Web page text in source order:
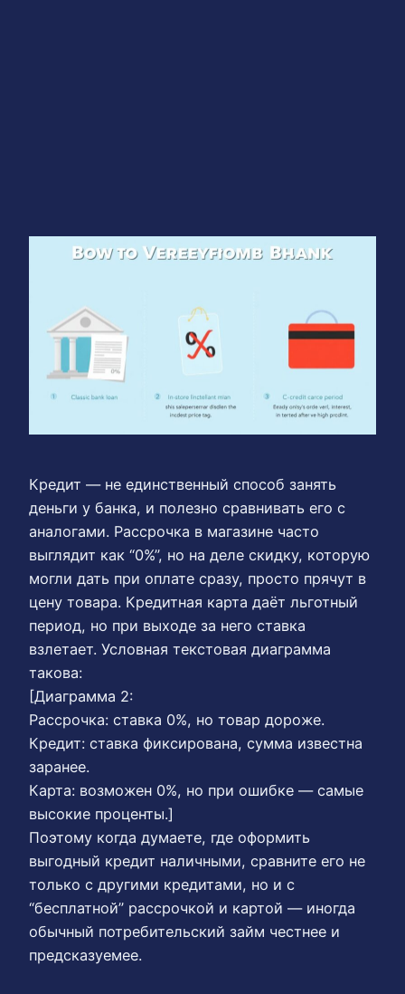
Кредит — не единственный способ занять
деньги у банка, и полезно сравнивать его с
аналогами. Рассрочка в магазине часто
выглядит как “0%”, но на деле скидку, которую
могли дать при оплате сразу, просто прячут в
цену товара. Кредитная карта даёт льготный
период, но при выходе за него ставка
взлетает. Условная текстовая диаграмма
такова:
[Диаграмма 2:
Рассрочка: ставка 0%, но товар дороже.
Кредит: ставка фиксирована, сумма известна
заранее.
Карта: возможен 0%, но при ошибке — самые
высокие проценты.]
Поэтому когда думаете, где оформить
выгодный кредит наличными, сравните его не
только с другими кредитами, но и с
“бесплатной” рассрочкой и картой — иногда
обычный потребительский займ честнее и
предсказуемее.